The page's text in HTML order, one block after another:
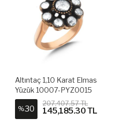
Altıntaç 1,10 Karat Elmas
Yüzük 10007-PYZ0015
%30
207,407.57 TL
145,185.30 TL